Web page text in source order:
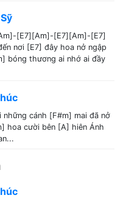
[E7][Am]-[E7][Am]-[E7]
nơi [E7] đây hoa nở ngập
bóng thương ai nhớ ai đầy
những cánh [F#m] mai đã nở
hoa cười bên [A] hiên Ánh